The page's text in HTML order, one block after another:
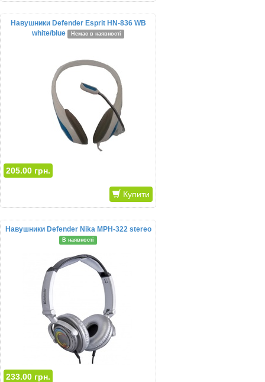
Навушники Defender Esprit HN-836 WB
white/blue
Немає в наявності
205.00 грн.
Купити
Навушники Defender Nika MPH-322 stereo
В наявності
233.00 грн.